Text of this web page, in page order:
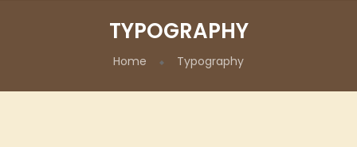
TYPOGRAPHY
Home Typography